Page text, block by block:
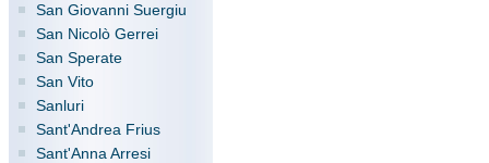
San Giovanni Suergiu
San Nicolò Gerrei
San Sperate
San Vito
Sanluri
Sant'Andrea Frius
Sant'Anna Arresi